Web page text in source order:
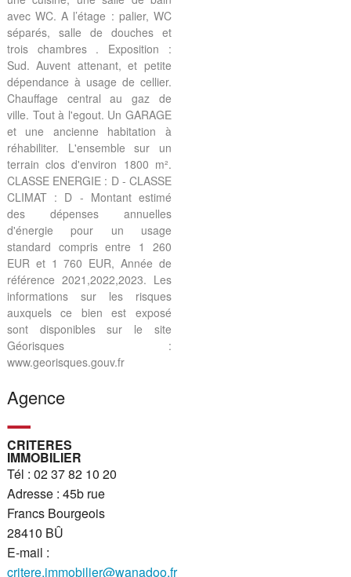
avec WC. A l’étage : palier, WC
séparés, salle de douches et
trois chambres . Exposition :
Sud. Auvent attenant, et petite
dépendance à usage de cellier.
Chauffage central au gaz de
ville. Tout à l'egout. Un GARAGE
et une ancienne habitation à
réhabiliter. L'ensemble sur un
terrain clos d'environ 1800 m².
CLASSE ENERGIE : D - CLASSE
CLIMAT : D - Montant estimé
des dépenses annuelles
d'énergie pour un usage
standard compris entre 1 260
EUR et 1 760 EUR, Année de
référence 2021,2022,2023. Les
informations sur les risques
auxquels ce bien est exposé
sont disponibles sur le site
Géorisques :
www.georisques.gouv.fr
Agence
CRITERES
IMMOBILIER
Tél : 02 37 82 10 20
Adresse : 45b rue
Francs Bourgeois
28410 BÛ
E-mail :
critere.immobilier@wanadoo.fr